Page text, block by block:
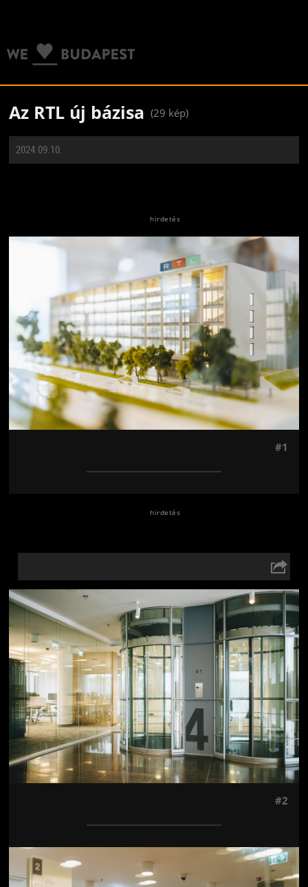
Az RTL új bázisa (29 kép)
2024.09.10.
Jön még kép!
#1
Jön még kép!
#2
Jön még kép!